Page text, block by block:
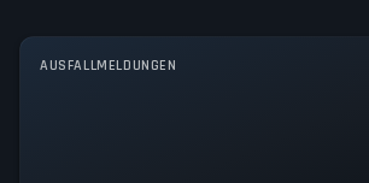
AUSFALLMELDUNGEN